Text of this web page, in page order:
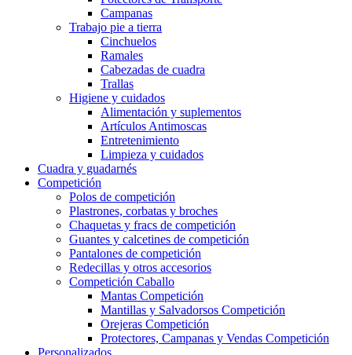
Campanas
Trabajo pie a tierra
Cinchuelos
Ramales
Cabezadas de cuadra
Trallas
Higiene y cuidados
Alimentación y suplementos
Artículos Antimoscas
Entretenimiento
Limpieza y cuidados
Cuadra y guadarnés
Competición
Polos de competición
Plastrones, corbatas y broches
Chaquetas y fracs de competición
Guantes y calcetines de competición
Pantalones de competición
Redecillas y otros accesorios
Competición Caballo
Mantas Competición
Mantillas y Salvadorsos Competición
Orejeras Competición
Protectores, Campanas y Vendas Competición
Personalizados